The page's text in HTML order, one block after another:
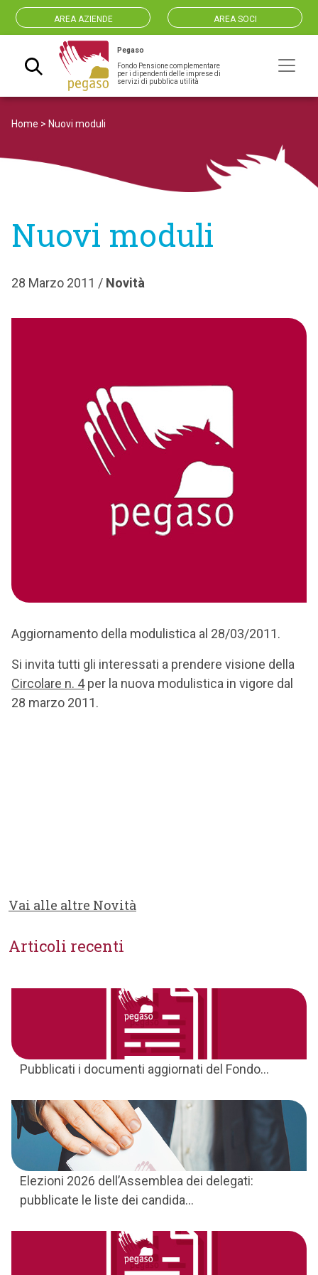
AREA AZIENDE AREA SOCI
Navigazione principale
Pegaso
Fondo Pensione complementare
per i dipendenti delle imprese di
servizi di pubblica utilità
Home > Nuovi moduli
Nuovi moduli
28 Marzo 2011 / Novità
Aggiornamento della modulistica al 28/03/2011.
Si invita tutti gli interessati a prendere visione della
Circolare n. 4per la nuova modulistica in vigore dal
28 marzo 2011.
Vai alle altre Novità
Articoli recenti
Pubblicati i documenti aggiornati del Fondo...
Elezioni 2026 dell’Assemblea dei delegati:
pubblicate le liste dei candida...